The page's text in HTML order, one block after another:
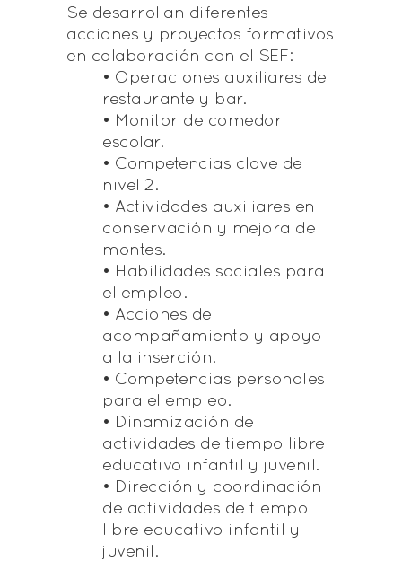
Se desarrollan diferentes
acciones y proyectos formativos
en colaboración con el SEF:
• Operaciones auxiliares de
restaurante y bar.
• Monitor de comedor
escolar.
• Competencias clave de
nivel 2.
• Actividades auxiliares en
conservación y mejora de
montes.
• Habilidades sociales para
el empleo.
• Acciones de
acompañamiento y apoyo
a la inserción.
• Competencias personales
para el empleo.
• Dinamización de
actividades de tiempo libre
educativo infantil y juvenil.
• Dirección y coordinación
de actividades de tiempo
libre educativo infantil y
juvenil.